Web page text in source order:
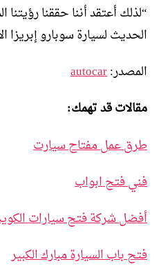
“لذلك أعتقد أننا حققنا رؤيتنا
الحديث لسيارة سوبارو إبريزا
المصدر:autocar
مقالات قد تهمك:
طرق عمل مفتاح سيارت
فني فتح ابواب
أفضل شركة فتح سيارات
فتح باب السيارة مبارك الكبير